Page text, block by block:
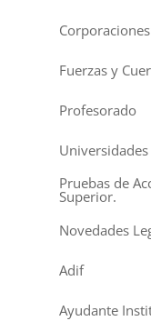
Fuerzas y
Profesorado
Universidades
Pruebas de
Superior.
Novedades
Adif
Ayudante